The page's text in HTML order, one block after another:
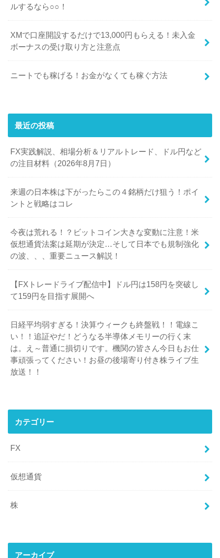
ルするなら○○！
XMで口座開設するだけで13,000円もらえる！未入金
ボーナスの受け取り方と注意点
ニートでも稼げる！お金がなくても稼ぐ方法
最近の投稿
FX実践解説、相場分析＆リアルトレード、ドル円など
の注目材料（2026年8月7日）
来週の日本株は下がったらこの４銘柄だけ狙う！ポイ
ントと戦略はコレ
今夜は荒れる！？ビットコイン大きな変動に注意！米
仮想通貨法案は延期が決定…そして日本でも規制強化
の波、、、重要ニュース解説！
【FXトレードライブ配信中】ドル円は158円を突破し
て159円を目指す展開へ
日経平均弱すぎる！決算ウィークも終盤戦！！電線こ
い！！追証やだ！どうなる半導体メモリーの行く末
は。え～普通に損切りです。機関の皆さん今日もお仕
事頑張ってください！お昼の後場寄り付き株ライブ生
放送！！
カテゴリー
FX
仮想通貨
株
アーカイブ